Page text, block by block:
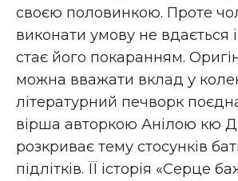
своєю половинкою. Проте
виконати умову не вдається
стає його покаранням.
можна вважати вклад у
літературний печворк
вірша авторкою Анілою кю
розкриває тему стосунків
підлітків. ЇЇ історія «Серце